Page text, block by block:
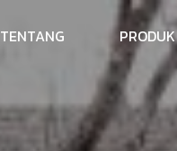
TENTANG PRODUK